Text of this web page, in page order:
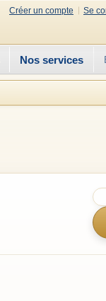
Créer un compte Se
Nos services